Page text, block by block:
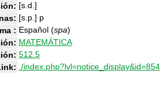
[s.d.]
[s.p.] p
: Español (spa)
MATEMÁTICA
512.5
./